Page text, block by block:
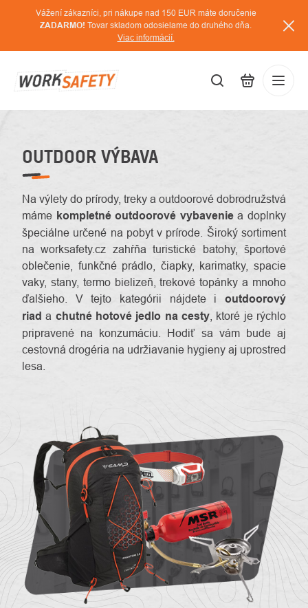
Vážení zákazníci, pri nákupe nad 150 EUR máte doručenie
ZADARMO! Tovar skladom odosielame do druhého dňa.
Viac informácií.
Kontakty
OUTDOOR VÝBAVA
Na výlety do prírody, treky a outdoorové dobrodružstvá
máme kompletné outdoorové vybaveniea doplnky
špeciálne určené na pobyt v prírode. Široký sortiment
na worksafety.cz zahŕňa turistické batohy, športové
oblečenie, funkčné prádlo, čiapky, karimatky, spacie
vaky, stany, termo bielizeň, trekové topánky a mnoho
ďalšieho. V tejto kategórii nájdete i
outdoorový
riad a chutné hotové jedlo na cesty , ktoré je rýchlo
pripravené na konzumáciu. Hodiť sa vám bude aj
cestovná drogéria na udržiavanie hygieny aj uprostred
lesa.